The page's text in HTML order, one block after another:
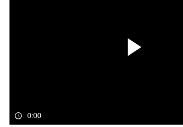
Hậu trường
Điện ảnh
0:00